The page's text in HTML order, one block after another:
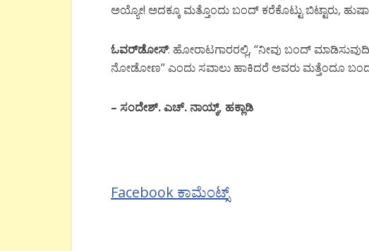
ಅಯ್ಯೋ! ಅದಕ್ಕೂ ಮತ್ತೊಂದು ಬಂದ್ ಕರೆಕೊಟ್ಟು ಬಿಟ್ಟಾರು,
ಓವರ್ಡೋಸ್: ಹೋರಾಟಗಾರರಲ್ಲಿ, “ನೀವು ಬಂದ್
ನೋಡೋಣ” ಎಂದು ಸವಾಲು ಹಾಕಿದರೆ ಅವರು ಮತ್ತೆಂದೂ
– ಸಂದೇಶ್.ಎಚ್. ನಾಯ್ಕ್, ಹಕ್ಲಾಡಿ
Facebook ಕಾಮೆಂಟ್ಸ್